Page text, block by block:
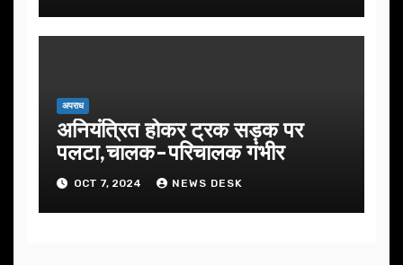
अपराध
अनियंत्रित होकर ट्रक सड़क पर
पलटा,चालक-परिचालक गंभीर
OCT 7, 2024 NEWS DESK